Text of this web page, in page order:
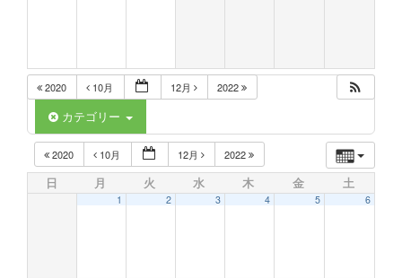
2020 10月 12月 2022
カテゴリー
2020 10月 12月 2022
日 月 火 水 木 金 土
1 2 3 4 5 6